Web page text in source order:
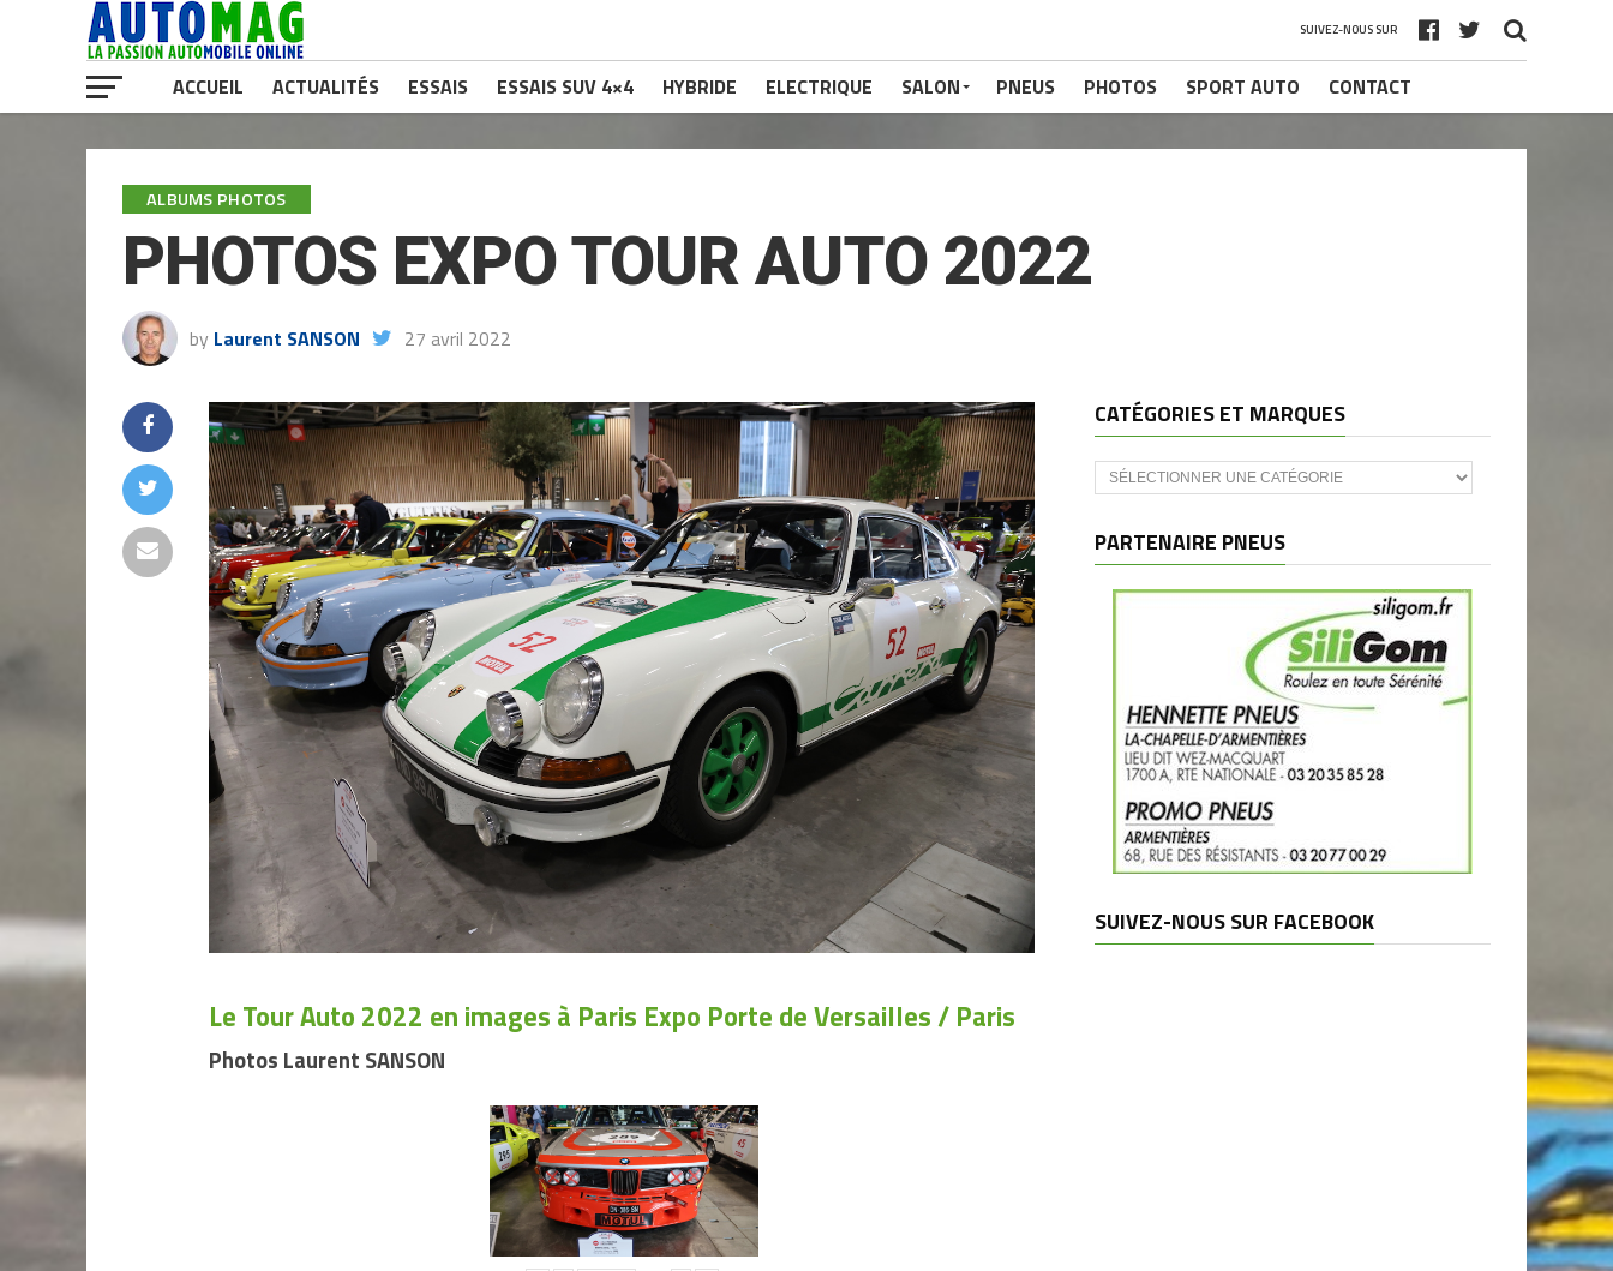
SUIVEZ-NOUS SUR
ACCUEIL ACTUALITÉS ESSAIS ESSAIS SUV 4×4 HYBRIDE ELECTRIQUE SALON PNEUS PHOTOS SPORT AUTO CONTACT
ALBUMS PHOTOS
PHOTOS EXPO TOUR AUTO 2022
by Laurent SANSON 27 avril 2022
Le Tour Auto 2022 en images à Paris Expo Porte de Versailles / Paris
Photos Laurent SANSON
CATÉGORIES ET MARQUES
Catégories
et
PARTENAIRE PNEUS
SUIVEZ-NOUS SUR FACEBOOK